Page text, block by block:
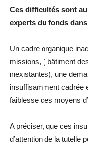
Ces difficultés sont
experts du fonds
Un cadre organique
missions, ( bâtiment
inexistantes), une
insuffisamment cadrée
faiblesse des moyens
A préciser, que ces
d’attention de la tutelle